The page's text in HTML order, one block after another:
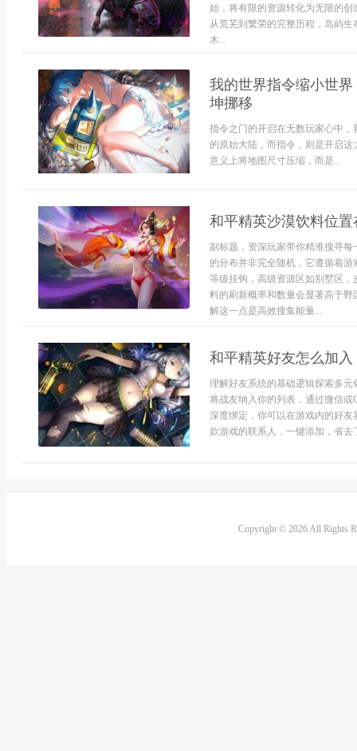
始，将有限的资源转化为无限的
从荒芜到繁荣的完整历程，岛屿
木...
我的世界指令缩小世
坤挪移
指令之门的开启在无数玩家心中
的原始大陆，而指令，则是开启
意义上将地图尺寸压缩，而是...
和平精英沙漠饮料位
副标题，资深玩家带你精准搜寻
的分布并非完全随机，它遵循着
等级挂钩，高级资源区如别墅区
料的刷新概率和数量会显著高于
解这一点是高效搜集能量...
和平精英好友怎么加
理解好友系统的基础逻辑探索多
将战友纳入你的列表，通过微信
深度绑定，你可以在游戏内的好友
款游戏的联系人，一键添加，省
Copyright © 2026 All Rights